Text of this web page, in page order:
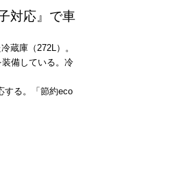
対応』で車
蔵庫（272L）。
備している。冷
する。「節約eco